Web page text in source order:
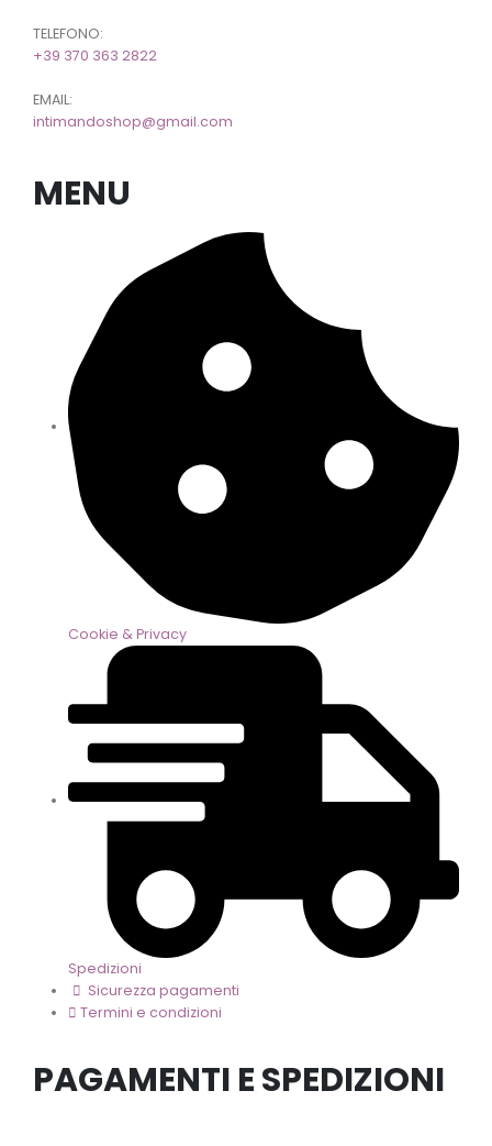
TELEFONO:
+39 370 363 2822
EMAIL:
intimandoshop@gmail.com
MENU
Cookie & Privacy
Spedizioni
Sicurezza pagamenti
Termini e condizioni
PAGAMENTI E SPEDIZIONI